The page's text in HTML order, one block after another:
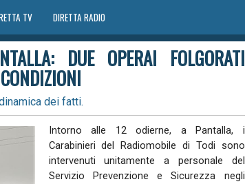
TV DIRETTA RADIO
DUE OPERAI FOLGORATI
dei fatti.
Intorno alle 12 odierne, a Pantalla, i
Carabinieri del Radiomobile di Todi sono
intervenuti unitamente a personale del
Servizio Prevenzione e Sicurezza negli